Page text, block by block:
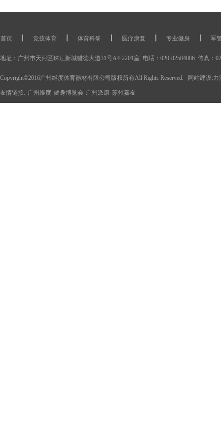
首页 竞技体育 体育科研 医疗康复 专业健身
军
地址：广州市天河区珠江新城猎德大道31号A4-2201室 电话：020-82584086 传真：
Copyright©2016广州维度体育器材有限公司版权所有All Rights Reserved. 网站建设:力
友情链接: 广州维度 健身博览会 广州派康 苏州嘉友